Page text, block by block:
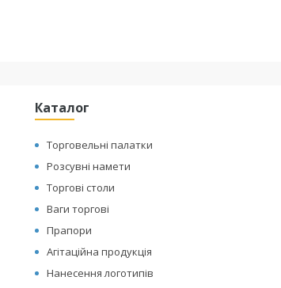
Каталог
Торговельні палатки
Розсувні намети
Торгові столи
Ваги торгові
Прапори
Агітаційна продукція
Нанесення логотипів